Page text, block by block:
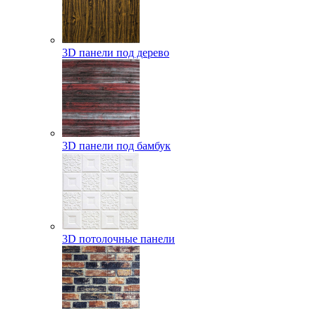
3D панели под дерево
3D панели под бамбук
3D потолочные панели